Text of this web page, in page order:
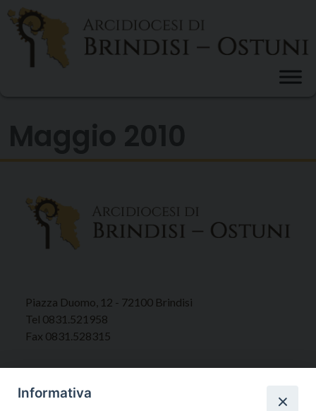
Skip
content
Piazza Duomo, 12 - 72100 Brindisi
Tel 0831.521958
Fax 0831.528315
Informativa